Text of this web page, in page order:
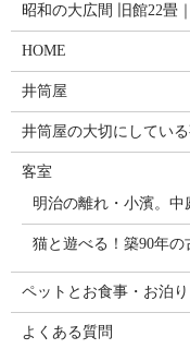
昭和の大広間 旧館22畳
HOME
井筒屋
井筒屋の大切にしてい
客室
明治の離れ・小濱。中
猫と遊べる！築90年
ペットとお食事・お泊り
よくある質問